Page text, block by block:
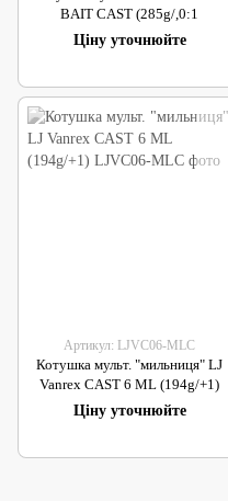
BAIT CAST (285g/,0:1
Ціну уточнюйте
Артикул: LJVC06-MLC
Котушка мульт. "мильниця" LJ
Vanrex CAST 6 ML (194g/+1)
Ціну уточнюйте